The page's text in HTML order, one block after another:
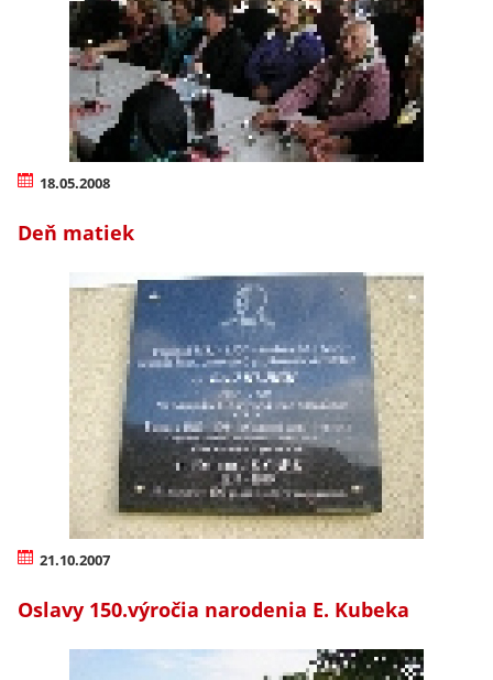
18.05.2008
Deň matiek
21.10.2007
Oslavy 150.výročia narodenia E. Kubeka